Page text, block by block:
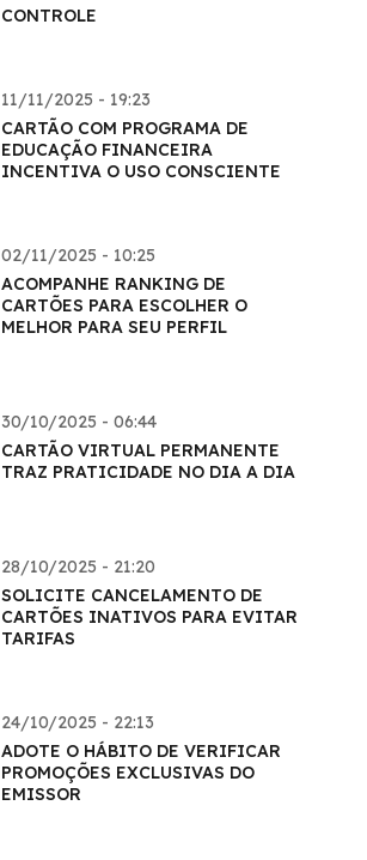
CONTROLE
11/11/2025 - 19:23
CARTÃO COM PROGRAMA DE
EDUCAÇÃO FINANCEIRA
INCENTIVA O USO CONSCIENTE
02/11/2025 - 10:25
ACOMPANHE RANKING DE
CARTÕES PARA ESCOLHER O
MELHOR PARA SEU PERFIL
30/10/2025 - 06:44
CARTÃO VIRTUAL PERMANENTE
TRAZ PRATICIDADE NO DIA A DIA
28/10/2025 - 21:20
SOLICITE CANCELAMENTO DE
CARTÕES INATIVOS PARA EVITAR
TARIFAS
24/10/2025 - 22:13
ADOTE O HÁBITO DE VERIFICAR
PROMOÇÕES EXCLUSIVAS DO
EMISSOR